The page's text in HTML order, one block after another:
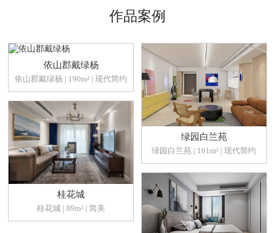
作品案例
依山郡戴绿杨
依山郡戴绿杨 | 190m² | 现代简约
绿园白兰苑
绿园白兰苑 | 161m² | 现代简约
桂花城
桂花城 | 89m² | 简美